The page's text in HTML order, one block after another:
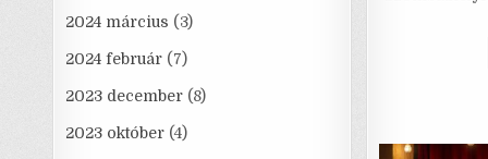
b
2024 március (3)
2024 február (7)
2023 december (8)
2023 október (4)